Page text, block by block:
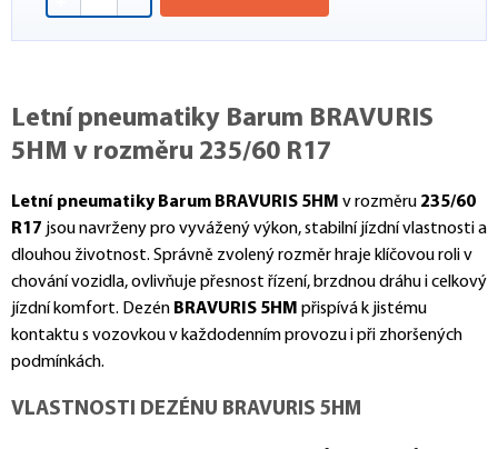
Letní pneumatiky Barum BRAVURIS
5HM v rozměru 235/60 R17
Letní pneumatiky Barum BRAVURIS 5HM v rozměru 235/60
R17 jsou navrženy pro vyvážený výkon, stabilní jízdní vlastnosti a
dlouhou životnost. Správně zvolený rozměr hraje klíčovou roli v
chování vozidla, ovlivňuje přesnost řízení, brzdnou dráhu i celkový
jízdní komfort. Dezén BRAVURIS 5HM přispívá k jistému
kontaktu s vozovkou v každodenním provozu i při zhoršených
podmínkách.
VLASTNOSTI DEZÉNU BRAVURIS 5HM